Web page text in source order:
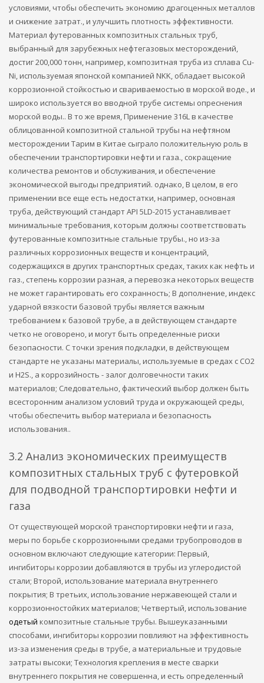
условиями, чтобы обеспечить экономию драгоценных металлов
и снижение затрат., и улучшить плотность эффективности.
Материал футерованных композитных стальных труб,
выбранный для зарубежных нефтегазовых месторождений,
достиг 200,000 тонн, например, композитная труба из сплава Cu-
Ni, используемая японской компанией NKK, обладает высокой
коррозионной стойкостью и свариваемостью в морской воде., и
широко используется во вводной трубе системы опреснения
морской воды.. В то же время, Применение 316L в качестве
облицованной композитной стальной трубы на нефтяном
месторождении Тарим в Китае сыграло положительную роль в
обеспечении транспортировки нефти и газа., сокращение
количества ремонтов и обслуживания, и обеспечение
экономической выгоды предприятий. однако, В целом, в его
применении все еще есть недостатки, например, основная
труба, действующий стандарт API 5LD-2015 устанавливает
минимальные требования, которым должны соответствовать
футерованные композитные стальные трубы., но из-за
различных коррозионных веществ и концентраций,
содержащихся в других транспортных средах, таких как нефть и
газ., степень коррозии разная, а перевозка некоторых веществ
не может гарантировать его сохранность; В дополнение, индекс
ударной вязкости базовой трубы является важным
требованием к базовой трубе, а в действующем стандарте
четко не оговорено, и могут быть определенные риски
безопасности. С точки зрения подкладки, в действующем
стандарте не указаны материалы, используемые в средах с CO2
и H2S., а коррозийность - залог долговечности таких
материалов; Следовательно, фактический выбор должен быть
всесторонним анализом условий труда и окружающей среды,
чтобы обеспечить выбор материала и безопасность
использования..
3.2 Анализ экономических преимуществ
композитных стальных труб с футеровкой
для подводной транспортировки нефти и
газа
От существующей морской транспортировки нефти и газа,
меры по борьбе с коррозионными средами трубопроводов в
основном включают следующие категории: Первый,
ингибиторы коррозии добавляются в трубы из углеродистой
стали; Второй, использование материала внутреннего
покрытия; В третьих, использование нержавеющей стали и
коррозионностойких материалов; Четвертый, использование
одетый композитные стальные трубы. Вышеуказанными
способами, ингибиторы коррозии повлияют на эффективность
из-за изменения среды в трубе, а материальные и трудовые
затраты высоки; Технология крепления в месте сварки
внутреннего покрытия не совершенна, и есть определенный